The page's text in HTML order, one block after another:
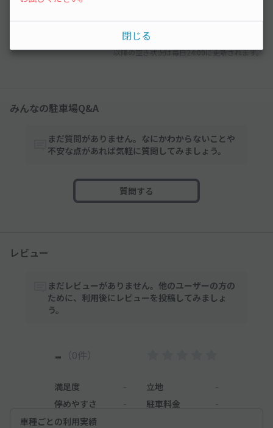
¥800 先行予約
以降の空き状況は毎日24:00に更新されます。
みんなの駐車場Q&A
まだ質問がありません。なにかわからないことや
不安な点があれば気軽に質問してみましょう。
質問する
レビュー
まだレビューがありません。他のユーザーの方の
ために、利用後にレビューを投稿してみましょ
う。
- （0件）
満足度 立地
停めやすさ
駐車料金
車種ごとの利用実績
閉じる